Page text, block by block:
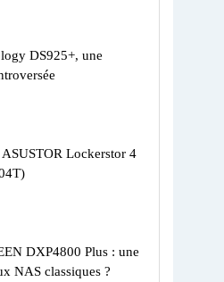
DS925+, une
Lockerstor 4
DXP4800 Plus : une
NAS classiques ?